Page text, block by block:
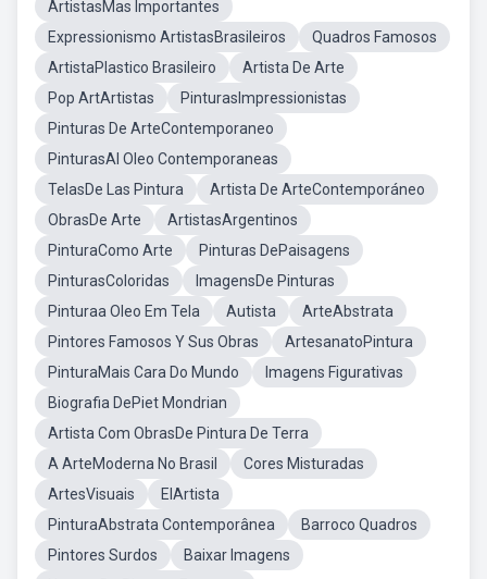
ArtistasMas Importantes
Expressionismo ArtistasBrasileiros
Quadros Famosos
ArtistaPlastico Brasileiro
Artista De Arte
Pop ArtArtistas
PinturasImpressionistas
Pinturas De ArteContemporaneo
PinturasAl Oleo Contemporaneas
TelasDe Las Pintura
Artista De ArteContemporáneo
ObrasDe Arte
ArtistasArgentinos
PinturaComo Arte
Pinturas DePaisagens
PinturasColoridas
ImagensDe Pinturas
Pinturaa Oleo Em Tela
Autista
ArteAbstrata
Pintores Famosos Y Sus Obras
ArtesanatoPintura
PinturaMais Cara Do Mundo
Imagens Figurativas
Biografia DePiet Mondrian
Artista Com ObrasDe Pintura De Terra
A ArteModerna No Brasil
Cores Misturadas
ArtesVisuais
ElArtista
PinturaAbstrata Contemporânea
Barroco Quadros
Pintores Surdos
Baixar Imagens